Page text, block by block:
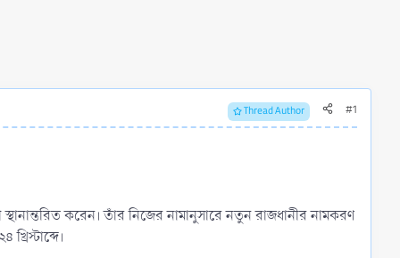
Thread Author #1
স্থানান্তরিত করেন। তাঁর নিজের নামানুসারে নতুন রাজধানীর নামকরণ